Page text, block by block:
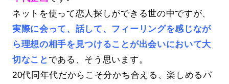
ネットを使って恋人探しができる世の中ですが、
実際に会って、話して、フィーリングを感じなが
ら理想の相手を見つけることが出会いにおいて大
切なこと である、そう思います。
20代同年代だからこそ分かち合える、楽しめるパ